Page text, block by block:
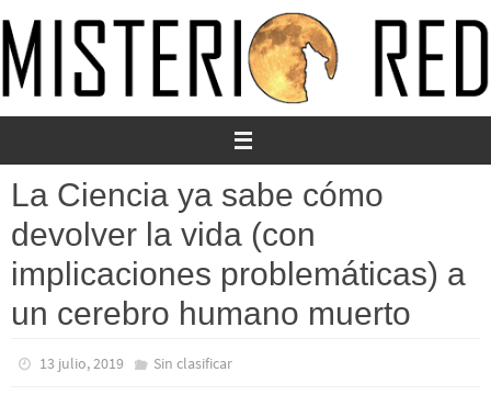
al
contenido
La Ciencia ya sabe cómo
devolver la vida (con
implicaciones problemáticas) a
un cerebro humano muerto
13 julio, 2019 Sin clasificar